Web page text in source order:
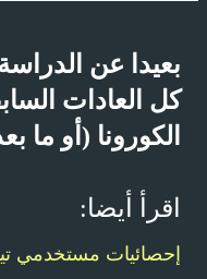
بعيدا عن
كل العادات
الكورونا (أو ما
اقرأ أيضا:
إحصائيات مستخدمي